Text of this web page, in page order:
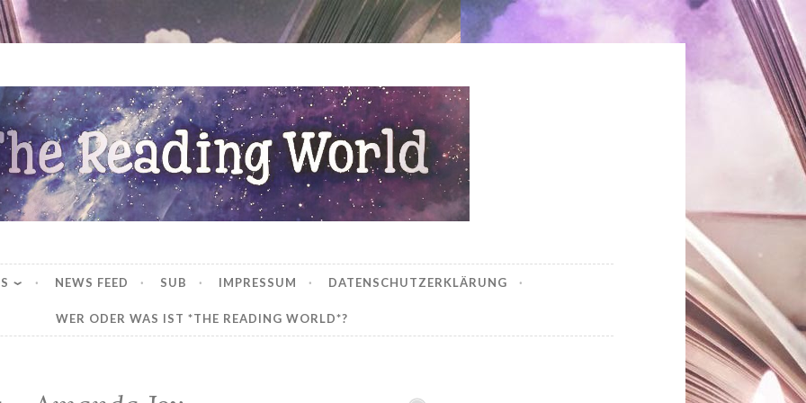
World
NEWS FEED SUB IMPRESSUM DATENSCHUTZERKLÄRUNG
WER ODER WAS IST *THE READING WORLD*?